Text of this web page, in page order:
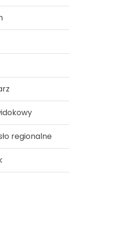
regionalne